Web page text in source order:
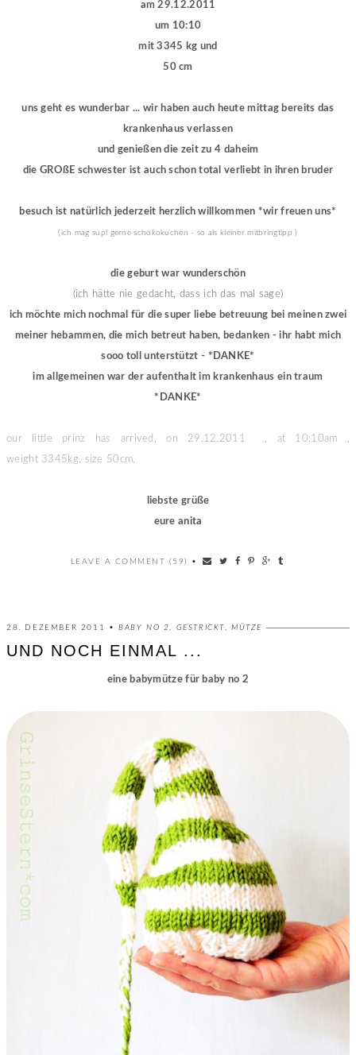
am 29.12.2011
um 10:10
mit 3345 kg und
50 cm
uns geht es wunderbar ... wir haben auch heute mittag bereits das
krankenhaus verlassen
und genießen die zeit zu 4 daheim
die GROßE schwester ist auch schon total verliebt in ihren bruder
besuch ist natürlich jederzeit herzlich willkommen *wir freuen uns*
(ich mag supi gerne schokokuchen - so als kleiner mitbringtipp )
die geburt war wunderschön
(ich hätte nie gedacht, dass ich das mal sage)
ich möchte mich nochmal für die super liebe betreuung bei meinen zwei
meiner hebammen, die mich betreut haben, bedanken - ihr habt mich
sooo toll unterstützt - *DANKE*
im allgemeinen war der aufenthalt im krankenhaus ein traum
*DANKE*
our little prinz has arrived, on 29.12.2011 , at 10:10am ,
weight 3345kg, size 50cm,
liebste grüße
eure anita
LEAVE A COMMENT (59) •
28. DEZEMBER 2011 • BABY NO 2 GESTRICKT ,MÜTZE
UND NOCH EINMAL ...
eine babymütze für baby no 2